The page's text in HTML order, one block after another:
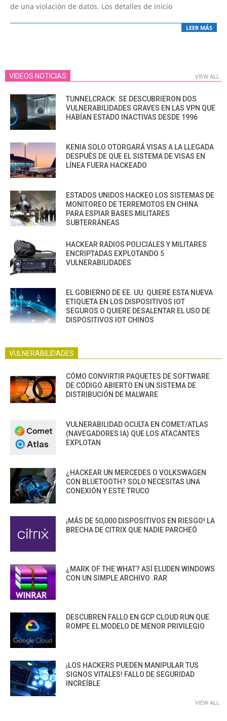
de una violación de datos. Los detalles de inicio
LEER MÁS
VIDEOS NOTICIAS VIEW ALL
TUNNELCRACK: SE DESCUBRIERON DOS
VULNERABILIDADES GRAVES EN LAS VPN QUE
HABÍAN ESTADO INACTIVAS DESDE 1996
KENIA SOLO OTORGARÁ VISAS A LA LLEGADA
DESPUÉS DE QUE EL SISTEMA DE VISAS EN
LÍNEA FUERA HACKEADO
ESTADOS UNIDOS HACKEO LOS SISTEMAS DE
MONITOREO DE TERREMOTOS EN CHINA
PARA ESPIAR BASES MILITARES
SUBTERRÁNEAS
HACKEAR RADIOS POLICIALES Y MILITARES
ENCRIPTADAS EXPLOTANDO 5
VULNERABILIDADES
EL GOBIERNO DE EE. UU. QUIERE ESTA NUEVA
ETIQUETA EN LOS DISPOSITIVOS IOT
SEGUROS O QUIERE DESALENTAR EL USO DE
DISPOSITIVOS IOT CHINOS
VULNERABILIDADES
CÓMO CONVIRTIR PAQUETES DE SOFTWARE
DE CÓDIGO ABIERTO EN UN SISTEMA DE
DISTRIBUCIÓN DE MALWARE
VULNERABILIDAD OCULTA EN COMET/ATLAS
(NAVEGADORES IA) QUE LOS ATACANTES
EXPLOTAN
¿HACKEAR UN MERCEDES O VOLKSWAGEN
CON BLUETOOTH? SOLO NECESITAS UNA
CONEXIÓN Y ESTE TRUCO
¡MÁS DE 50,000 DISPOSITIVOS EN RIESGO! LA
BRECHA DE CITRIX QUE NADIE PARCHEÓ
¿MARK OF THE WHAT? ASÍ ELUDEN WINDOWS
CON UN SIMPLE ARCHIVO .RAR
DESCUBREN FALLO EN GCP CLOUD RUN QUE
ROMPE EL MODELO DE MENOR PRIVILEGIO
¡LOS HACKERS PUEDEN MANIPULAR TUS
SIGNOS VITALES! FALLO DE SEGURIDAD
INCREÍBLE
VIEW ALL